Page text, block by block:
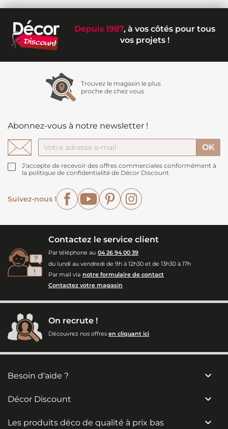
Depuis 1987, à vos côtés pour tous
vos projets !
Trouvez le magasin le plus
proche de chez vous
Abonnez-vous à notre newsletter !
J'accepte de recevoir des offres commerciales conformément à
la politique de confidentialité de Décor Discount
Suivez-nous !
FacebookYouTubePinterest
Contactez le service client
Par téléphone au 04 26 94 00 39
du lundi au vendredi de 9h à 12h30 et de 13h30 à 17h
Par mail via notre formulaire de contact
Contactez votre magasin
On recrute !
Découvrez nos offres en cliquant ici
Besoin d'aide ? 
Décor Discount 
Les produits déco de qualité à prix bas 